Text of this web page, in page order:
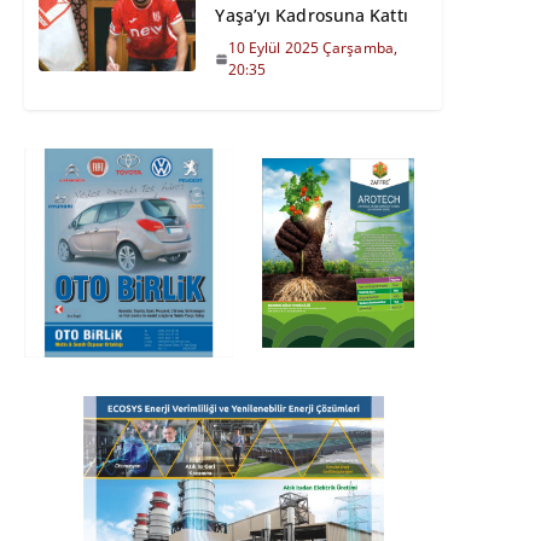
Yaşa’yı Kadrosuna Kattı
10 Eylül 2025 Çarşamba,
20:35